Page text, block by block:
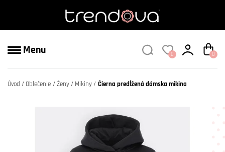
Menu 0 0
Úvod Oblečenie Ženy Mikiny Čierna predĺžená dámska mikina